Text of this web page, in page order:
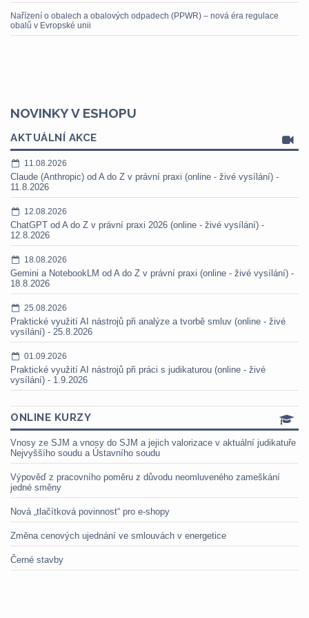
Nařízení o obalech a obalových odpadech (PPWR) – nová éra regulace
obalů v Evropské unii
NOVINKY V ESHOPU
AKTUÁLNÍ AKCE
11.08.2026
Claude (Anthropic) od A do Z v právní praxi (online - živé vysílání) -
11.8.2026
12.08.2026
ChatGPT od A do Z v právní praxi 2026 (online - živé vysílání) -
12.8.2026
18.08.2026
Gemini a NotebookLM od A do Z v právní praxi (online - živé vysílání) -
18.8.2026
25.08.2026
Praktické využití AI nástrojů při analýze a tvorbě smluv (online - živé
vysílání) - 25.8.2026
01.09.2026
Praktické využití AI nástrojů při práci s judikaturou (online - živé
vysílání) - 1.9.2026
ONLINE KURZY
Vnosy ze SJM a vnosy do SJM a jejich valorizace v aktuální judikatuře
Nejvyššího soudu a Ústavního soudu
Výpověď z pracovního poměru z důvodu neomluveného zameškání
jedné směny
Nová „tlačítková povinnost“ pro e-shopy
Změna cenových ujednání ve smlouvách v energetice
Černé stavby